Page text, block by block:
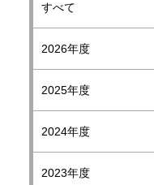
すべて
2026年度
2025年度
2024年度
2023年度